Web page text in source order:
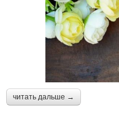
читать дальше →